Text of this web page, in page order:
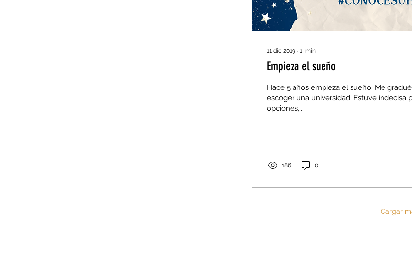
11 dic 2019 ∙ 1 min
Empieza el sueño
Hace 5 años empieza el sueño. Me
escoger una universidad. Estuve indecisa
opciones,...
186 0
Cargar